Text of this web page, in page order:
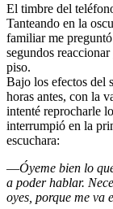
El timbre del
Tanteando en la
familiar me
segundos
piso.
Bajo los efectos del
horas antes, con la
intenté reprocharle
interrumpió en la
escuchara:
—Óyeme bien lo
a poder hablar.
oyes, porque me va